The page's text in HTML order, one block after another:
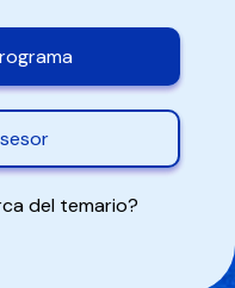
del temario?